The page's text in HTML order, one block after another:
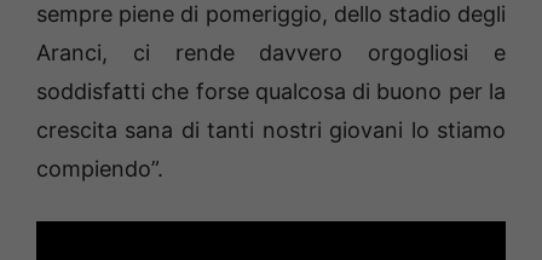
sempre piene di pomeriggio, dello stadio degli
Aranci, ci rende davvero orgogliosi e
soddisfatti che forse qualcosa di buono per la
crescita sana di tanti nostri giovani lo stiamo
compiendo”.